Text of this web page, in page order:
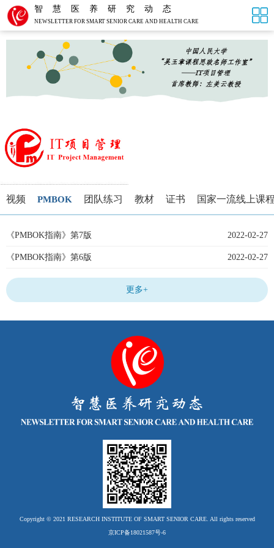
智慧医养研究动态
NEWSLETTER FOR SMART SENIOR CARE AND HEALTH CARE
视频 PMBOK 团队练习 教材 证书 国家一流线上课
2022-02-27
《PMBOK指南》第7版
2022-02-27
《PMBOK指南》第6版
更多+
Copyright © 2021 RESEARCH INSTITUTE OF SMART SENIOR CARE. All rights reserved
京ICP备18021587号-6